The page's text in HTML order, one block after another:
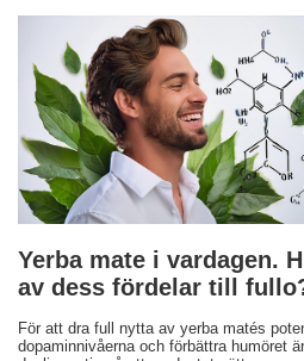
Yerba mate i vardagen.
av dess fördelar till
För att dra full nytta av yerba matés
dopaminnivåerna och förbättra humöret